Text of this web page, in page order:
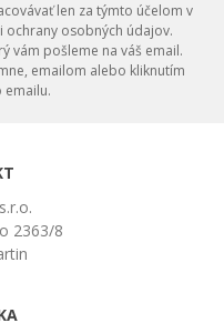
len za týmto účelom v
ochrany osobných údajov.
vám pošleme na váš email.
emailom alebo kliknutím
emailu.
2363/8